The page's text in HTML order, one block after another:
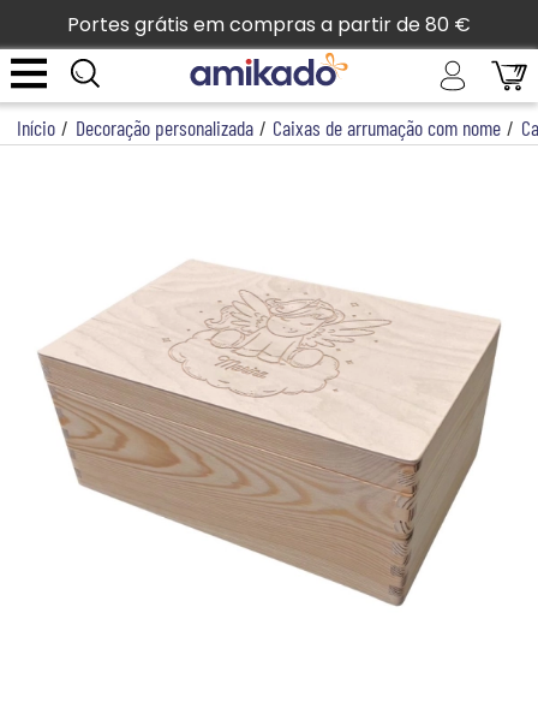
Portes grátis em compras a partir de 80 €
Início / Decoração personalizada / Caixas de arrumação com nome /